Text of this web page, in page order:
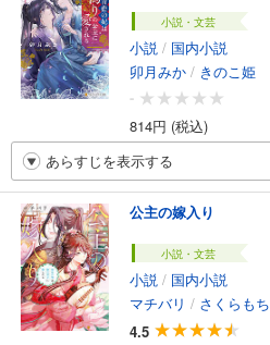
小説・文芸
小説 / 国内小説
卯月みか / きのこ姫
-
814円 (税込)
あらすじを表示する
公主の嫁入り
小説・文芸
小説 / 国内小説
マチバリ / さくらもち
4.5